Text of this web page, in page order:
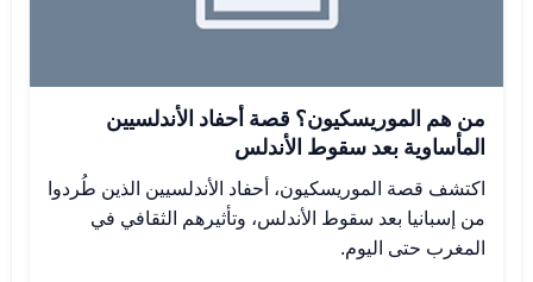
من هم الموريسكيون؟ قصة أحفاد الأندلسيين
المأساوية بعد سقوط الأندلس
اكتشف قصة الموريسكيون، أحفاد الأندلسيين الذين طُردوا
من إسبانيا بعد سقوط الأندلس، وتأثيرهم الثقافي في
المغرب حتى اليوم.